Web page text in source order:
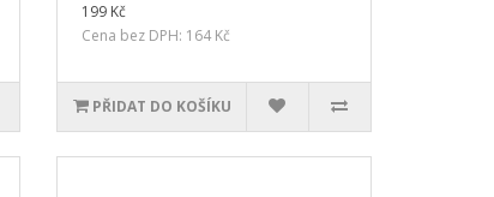
199 Kč
Cena bez DPH: 164 Kč
PŘIDAT DO KOŠÍKU